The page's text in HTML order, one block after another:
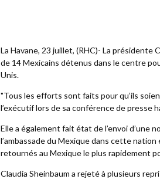
La Havane, 23 juillet, (RHC)- La présidente
de 14 Mexicains détenus dans le centre
Unis.
"Tous les efforts sont faits pour qu’ils
l’exécutif lors de sa conférence de presse
Elle a également fait état de l’envoi d’une
l’ambassade du Mexique dans cette
retournés au Mexique le plus rapidement
Claudia Sheinbaum a rejeté à plusieurs